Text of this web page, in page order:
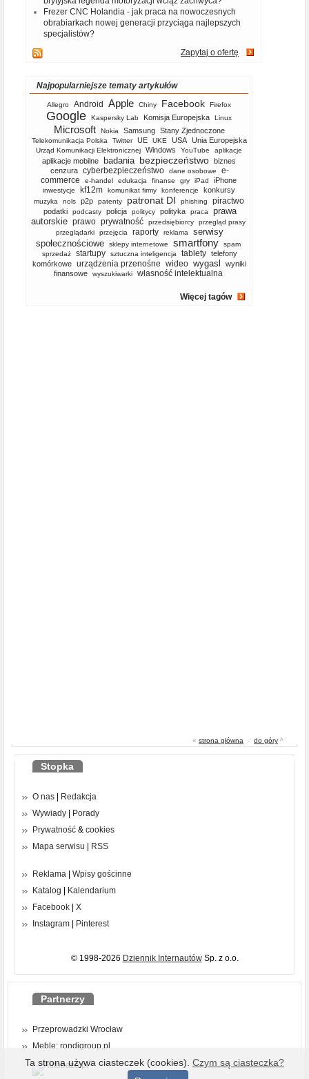
Frezer CNC Holandia - jak praca na nowoczesnych
obrabiarkach nowej generacji przyciąga najlepszych
specjalistów?
Zapytaj o ofertę
Najpopularniejsze tematy artykułów
Allegro Android Apple Chiny Facebook Firefox
Google Kaspersky Lab Komisja Europejska Linux
Microsoft Nokia Samsung Stany Zjednoczone
Telekomunikacja Polska Twitter UE UKE USA Unia Europejska
Urząd Komunikacji Elektronicznej Windows YouTube aplikacje
aplikacje mobilne badania bezpieczeństwo biznes
cenzura cyberbezpieczeństwo dane osobowe
e-
commerce
e-handel edukacja finanse gry iPad iPhone
inwestycje kf12m komunikat firmy konferencje konkursy
muzyka nols p2p patenty patronat DI phishing piractwo
podatki podcasty policja politycy polityka praca
prawa
autorskie prawo prywatność przedsiębiorcy
przegląd prasy
przeglądarki
przejęcia raporty reklama
serwisy
społecznościowe
sklepy internetowe smartfony
spam
sprzedaż
startupy sztuczna inteligencja tablety telefony
komórkowe
urządzenia przenośne wideo wygasl
wyniki
finansowe
wyszukiwarki własność intelektualna
Więcej tagów
« strona główna - do góry ^
Stopka
O nas
Redakcja
Wywiady
Porady
Prywatność & cookies
Mapa serwisu
RSS
Reklama
Wpisy gościnne
Katalog
Kalendarium
Facebook
X
Instagram
Pinterest
© 1998-2026 Dziennik InternautówSp. z o.o.
Partnerzy
Przeprowadzki Wrocław
Meble: rondigroup.pl
Ta strona używa ciasteczek (cookies). Czym są ciasteczka?